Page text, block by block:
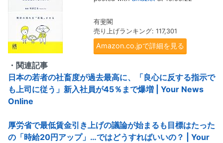
有斐閣
売り上げランキング: 117,301
Amazon.co.jpで詳細を見る
・関連記事
日本の若者の社畜度が過去最高に、「良心に反する指示で
も上司に従う」新入社員が45％まで爆増 | Your News
Online
厚労省で最低賃金引き上げの議論が始まるも目標はたった
の「時給20円アップ」…ではどうすればいいの？ | Your